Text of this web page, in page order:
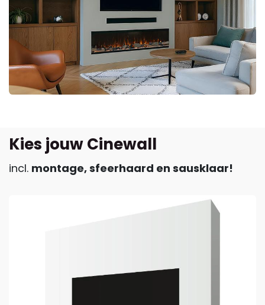
Kies jouw Cinewall
incl. montage, sfeerhaard en sausklaar!